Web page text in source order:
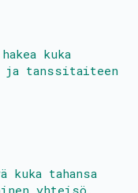
kuka
ja tanssitaiteen
tahansa
yhteisö.